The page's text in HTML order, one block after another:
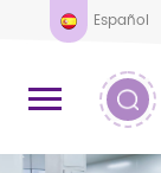
Español